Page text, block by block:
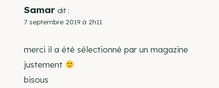
Samar dit :
7 septembre 2019 à 2h11
merci il a été sélectionné par un magazine
justement
bisous